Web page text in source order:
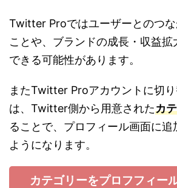
Twitter Proではユーザーとのつ
ことや、ブランドの成長・収益
できる可能性があります。
またTwitter Proアカウントに切
は、Twitter側から用意されたカ
ることで、プロフィール画面に追
ようになります。
カテゴリーをプロフフィー